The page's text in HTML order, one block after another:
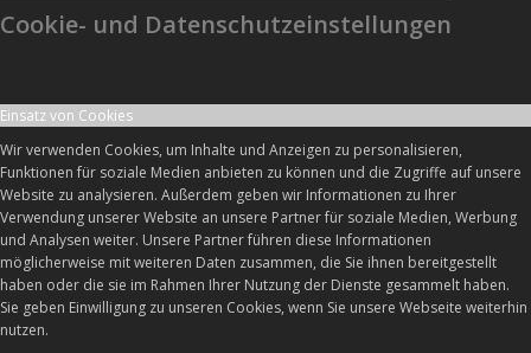
Cookie- und Datenschutzeinstellungen
Einsatz von Cookies
Wir verwenden Cookies, um Inhalte und Anzeigen zu personalisieren,
Funktionen für soziale Medien anbieten zu können und die Zugriffe auf unsere
Website zu analysieren. Außerdem geben wir Informationen zu Ihrer
Verwendung unserer Website an unsere Partner für soziale Medien, Werbung
und Analysen weiter. Unsere Partner führen diese Informationen
möglicherweise mit weiteren Daten zusammen, die Sie ihnen bereitgestellt
haben oder die sie im Rahmen Ihrer Nutzung der Dienste gesammelt haben.
Sie geben Einwilligung zu unseren Cookies, wenn Sie unsere Webseite weiterhin
nutzen.